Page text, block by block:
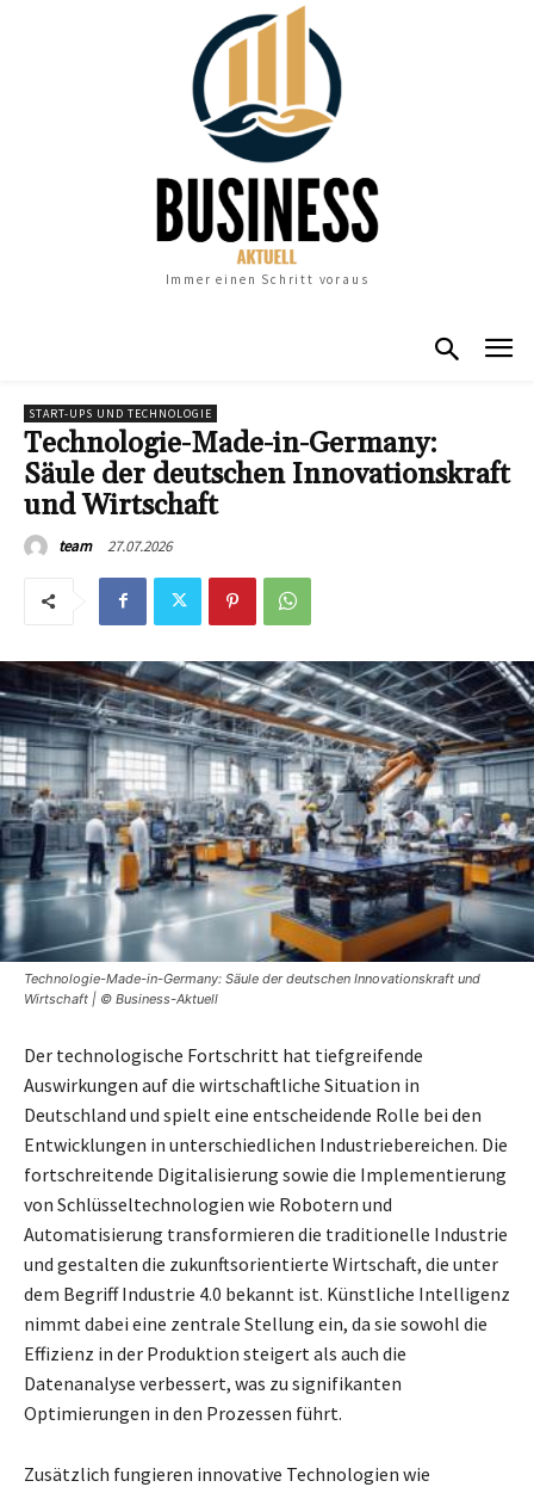
Immer einen Schritt voraus
START-UPS UND TECHNOLOGIE
Technologie-Made-in-Germany:
Säule der deutschen Innovationskraft
und Wirtschaft
team 27.07.2026
Technologie-Made-in-Germany: Säule der deutschen Innovationskraft und
Wirtschaft | © Business-Aktuell
Der technologische Fortschritt hat tiefgreifende
Auswirkungen auf die wirtschaftliche Situation in
Deutschland und spielt eine entscheidende Rolle bei den
Entwicklungen in unterschiedlichen Industriebereichen. Die
fortschreitende Digitalisierung sowie die Implementierung
von Schlüsseltechnologien wie Robotern und
Automatisierung transformieren die traditionelle Industrie
und gestalten die zukunftsorientierte Wirtschaft, die unter
dem Begriff Industrie 4.0 bekannt ist. Künstliche Intelligenz
nimmt dabei eine zentrale Stellung ein, da sie sowohl die
Effizienz in der Produktion steigert als auch die
Datenanalyse verbessert, was zu signifikanten
Optimierungen in den Prozessen führt.
Zusätzlich fungieren innovative Technologien wie